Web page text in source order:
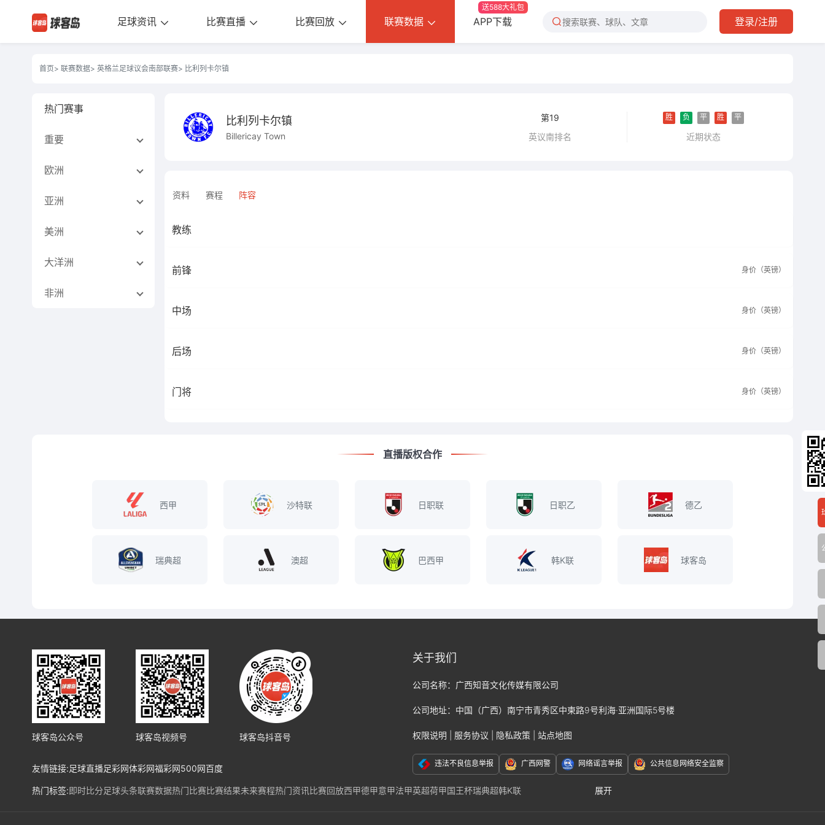
足球资讯 比赛直播 比赛回放 联赛数据 APP下载
送588大礼包
登录/注册
首页> 联赛数据> 英格兰足球议会南部联赛> 比利列卡尔镇
热门赛事
重要
欧洲
亚洲
美洲
大洋洲
非洲
比利列卡尔镇
Billericay Town
第19
英议南排名
胜 负 平 胜 平
近期状态
资料 赛程 阵容
教练
前锋 身价（英镑）
中场 身价（英镑）
后场 身价（英镑）
门将 身价（英镑）
直播版权合作
西甲 沙特联 日职联 日职乙 德乙
瑞典超 澳超 巴西甲 韩K联 球客岛
球客岛公众号 球客岛视频号 球客岛抖音号
友情链接:足球直播足彩网体彩网福彩网500网百度
关于我们
公司名称： 广西知音文化传媒有限公司
公司地址： 中国（广西）南宁市青秀区中柬路9号利海·亚洲国际5号楼
权限说明 服务协议 隐私政策 站点地图
违法不良信息举报 广西网警 网络谣言举报 公共信息网络安全监察
热门标签:即时比分足球头条联赛数据热门比赛比赛结果未来赛程热门资讯 比赛回放西甲德甲意甲法甲英超荷甲国王杯瑞典超韩K联
展开